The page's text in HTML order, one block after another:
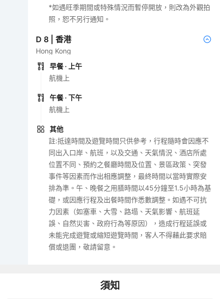
*如遇旺季期間或特殊情況而暫停開放，則改為外觀拍
照，恕不另行通知。
D 8 |香港
Hong Kong
早餐 · 上午
航機上
午餐 · 下午
航機上
其他
註:抵達時間及遊覽時間只供參考，行程隨時會因應不
同出入口岸、航班，以及交通、天氣情況、酒店所處
位置不同、預約之餐廳時間及位置、景區政策、突發
事件等因素而作出相應調整，最終時間以當時實際安
排為準。午、晚餐之用膳時間以45分鐘至1.5小時為基
礎，或因應行程及出餐時間作悉數調整。如遇不可抗
力因素（如塞車、大雪、路塌、天氣影響、航班延
誤、自然災害、政府行為等原因），造成行程延誤或
未能完成遊覽或縮短遊覽時間，客人不得藉此要求賠
償或退團，敬請留意。
須知